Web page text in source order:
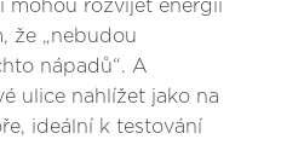
mohou rozvíjet energii
že „nebudou
nápadů“. A
ulice nahlížet jako na
ideální k testování